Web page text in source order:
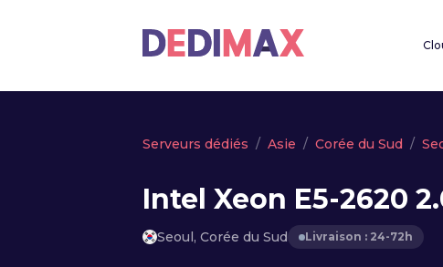
Serveurs dédiés Asie Corée du Sud
Intel Xeon E5-2620
Seoul, Corée du Sud Livraison : 24-72h